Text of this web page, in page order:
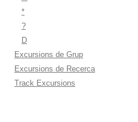
*
?
D
Excursions de Grup
Excursions de Recerca
Track Excursions